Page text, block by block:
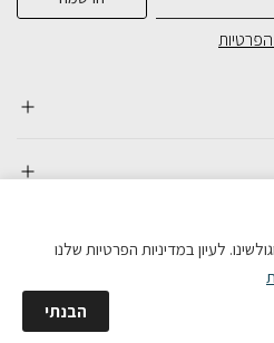
הפרטיות
שמורות
לעיון במדיניות הפרטיות שלנו
הבנתי